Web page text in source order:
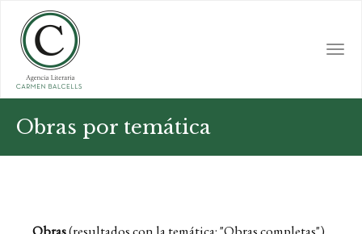
main
content
Obras por temática